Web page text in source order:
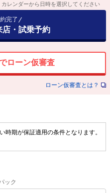
レンダーから日時を選択してください
完了
店・試乗予約
ローン仮審査
ローン仮審査とは？
時期が保証適用の条件となります。
ック